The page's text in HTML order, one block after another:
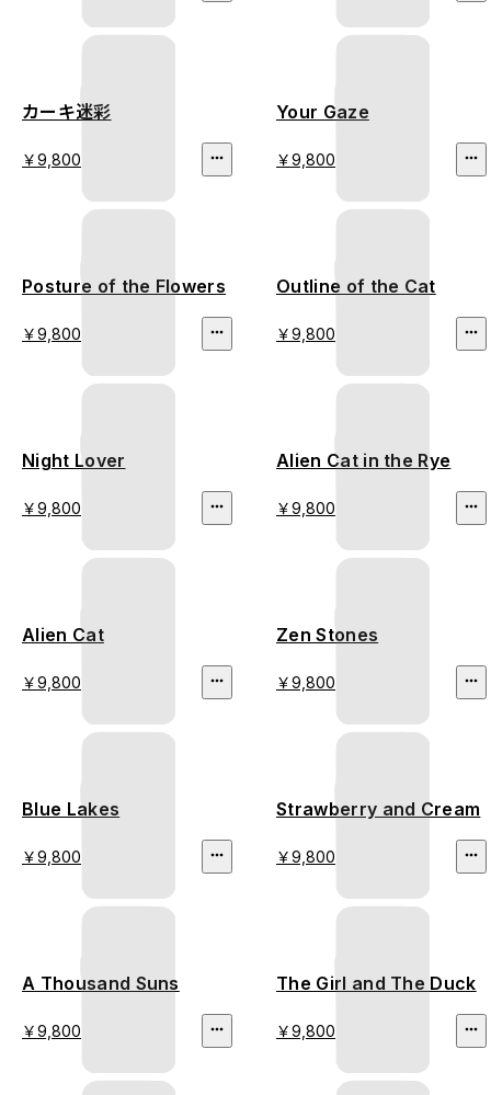
カーキ迷彩
￥9,800
Your Gaze
￥9,800
Posture of the Flowers
￥9,800
Outline of the Cat
￥9,800
Night Lover
￥9,800
Alien Cat in the Rye
￥9,800
Alien Cat
￥9,800
Zen Stones
￥9,800
Blue Lakes
￥9,800
Strawberry and Cream
￥9,800
A Thousand Suns
￥9,800
The Girl and The Duck
￥9,800